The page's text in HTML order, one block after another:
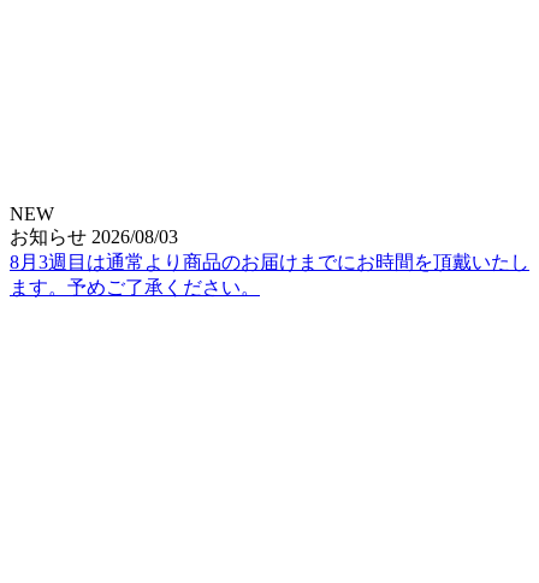
NEW
お知らせ 2026/08/03
8月3週目は通常より商品のお届けまでにお時間を頂戴いたし
ます。予めご了承ください。